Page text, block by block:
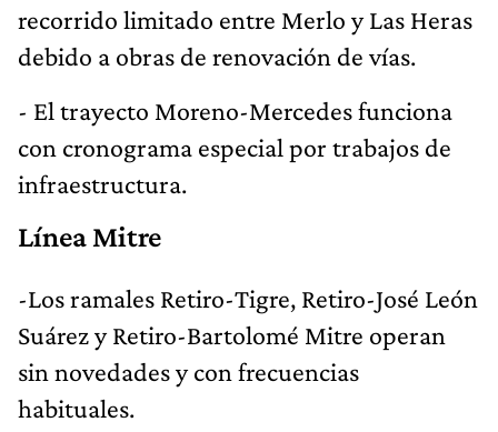
recorrido limitado entre Merlo y Las Heras
debido a obras de renovación de vías.
- El trayecto Moreno-Mercedes funciona
con cronograma especial por trabajos de
infraestructura.
Línea Mitre
-Los ramales Retiro-Tigre, Retiro-José León
Suárez y Retiro-Bartolomé Mitre operan
sin novedades y con frecuencias
habituales.